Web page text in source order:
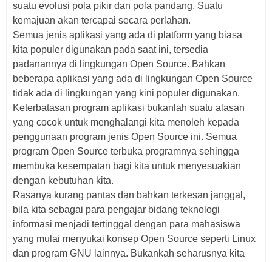
suatu evolusi pola pikir dan pola pandang. Suatu
kemajuan akan tercapai secara perlahan.
Semua jenis aplikasi yang ada di platform yang biasa
kita populer digunakan pada saat ini, tersedia
padanannya di lingkungan Open Source. Bahkan
beberapa aplikasi yang ada di lingkungan Open Source
tidak ada di lingkungan yang kini populer digunakan.
Keterbatasan program aplikasi bukanlah suatu alasan
yang cocok untuk menghalangi kita menoleh kepada
penggunaan program jenis Open Source ini. Semua
program Open Source terbuka programnya sehingga
membuka kesempatan bagi kita untuk menyesuakian
dengan kebutuhan kita.
Rasanya kurang pantas dan bahkan terkesan janggal,
bila kita sebagai para pengajar bidang teknologi
informasi menjadi tertinggal dengan para mahasiswa
yang mulai menyukai konsep Open Source seperti Linux
dan program GNU lainnya. Bukankah seharusnya kita